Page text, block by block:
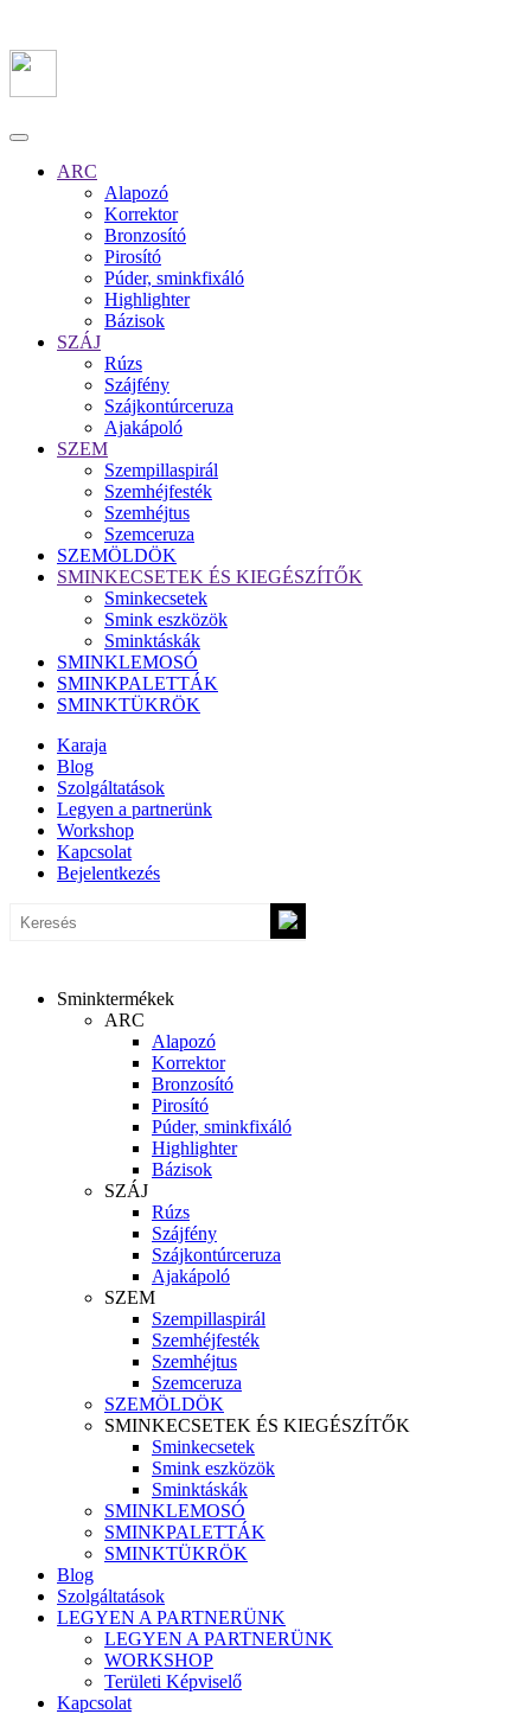
ARC
Alapozó
Korrektor
Bronzosító
Pirosító
Púder, sminkfixáló
Highlighter
Bázisok
SZÁJ
Rúzs
Szájfény
Szájkontúrceruza
Ajakápoló
SZEM
Szempillaspirál
Szemhéjfesték
Szemhéjtus
Szemceruza
SZEMÖLDÖK
SMINKECSETEK ÉS KIEGÉSZÍTŐK
Sminkecsetek
Smink eszközök
Sminktáskák
SMINKLEMOSÓ
SMINKPALETTÁK
SMINKTÜKRÖK
Karaja
Blog
Szolgáltatások
Legyen a partnerünk
Workshop
Kapcsolat
Bejelentkezés
Sminktermékek
ARC
Alapozó
Korrektor
Bronzosító
Pirosító
Púder, sminkfixáló
Highlighter
Bázisok
SZÁJ
Rúzs
Szájfény
Szájkontúrceruza
Ajakápoló
SZEM
Szempillaspirál
Szemhéjfesték
Szemhéjtus
Szemceruza
SZEMÖLDÖK
SMINKECSETEK ÉS KIEGÉSZÍTŐK
Sminkecsetek
Smink eszközök
Sminktáskák
SMINKLEMOSÓ
SMINKPALETTÁK
SMINKTÜKRÖK
Blog
Szolgáltatások
LEGYEN A PARTNERÜNK
LEGYEN A PARTNERÜNK
WORKSHOP
Területi Képviselő
Kapcsolat